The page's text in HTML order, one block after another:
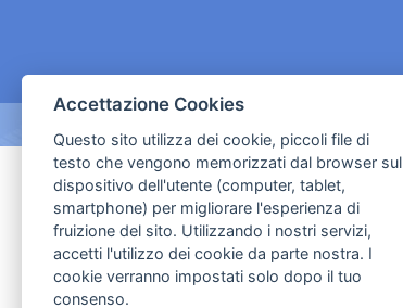
Accettazione Cookies
Questo sito utilizza dei cookie, piccoli file di
testo che vengono memorizzati dal browser sul
dispositivo dell'utente (computer, tablet,
smartphone) per migliorare l'esperienza di
fruizione del sito. Utilizzando i nostri servizi,
accetti l'utilizzo dei cookie da parte nostra. I
cookie verranno impostati solo dopo il tuo
consenso.